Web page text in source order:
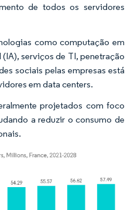
de todos os servidores
como computação em
serviços de TI, penetração
sociais pelas empresas está
em data centers.
projetados com foco
a reduzir o consumo de